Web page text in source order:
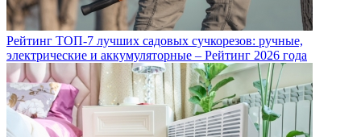
Рейтинг ТОП-7 лучших садовых сучкорезов: ручные,
электрические и аккумуляторные – Рейтинг 2026 года